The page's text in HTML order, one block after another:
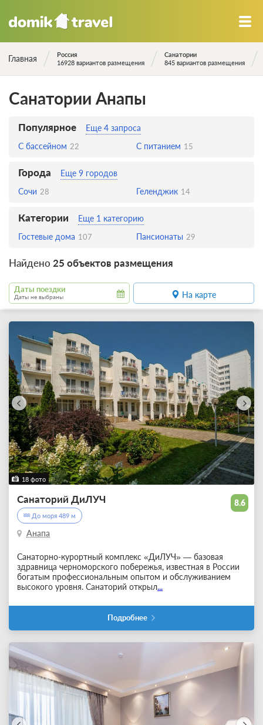
Главная
Россия
16928 вариантов размещения
Санатории
845 вариантов размещения
Санатории Анапы
Популярное
Еще 4 запроса
С бассейном 22 С питанием 15
Города
Еще 9 городов
Сочи 28 Геленджик 14
Категории
Еще 1 категорию
Гостевые дома 107 Пансионаты 29
Найдено 25 объектов размещения
Даты поездки
Даты не выбраны На карте
18 фото
8.6
Санаторий ДиЛУЧ
До моря 489 м
Анапа
Санаторно-курортный комплекс «ДиЛУЧ» — базовая
здравница черноморского побережья, известная в России
богатым профессиональным опытом и обслуживанием
высокого уровня. Санаторий открыл...
Подробнее